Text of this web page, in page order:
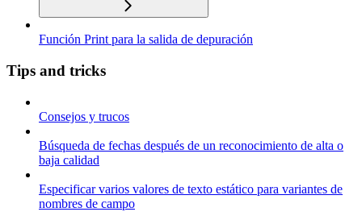
Función Print para la salida de depuración
Tips and tricks
Consejos y trucos
Búsqueda de fechas después de un reconocimiento de alta o
baja calidad
Especificar varios valores de texto estático para variantes de
nombres de campo